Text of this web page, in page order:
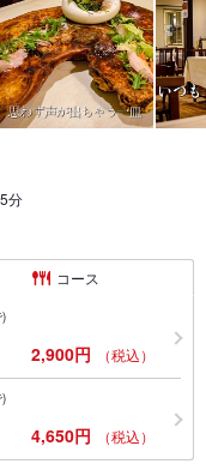
分
コース
)
2,900円 （税込）
4,650円 （税込）